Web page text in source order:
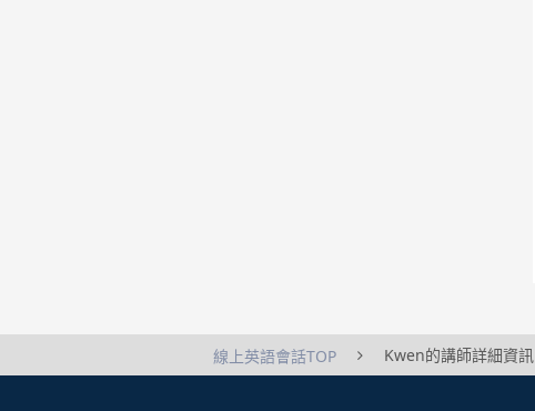
線上英語會話TOP Kwen的講師詳細資訊